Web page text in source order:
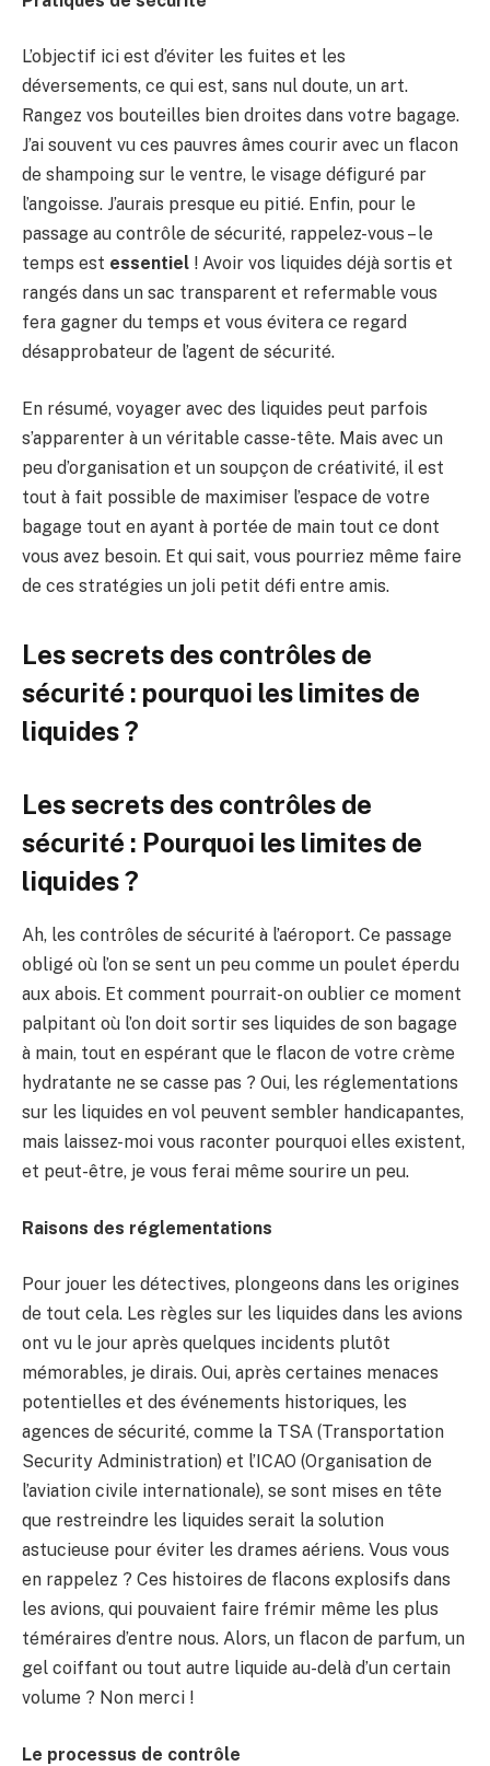
L’objectif ici est d’éviter les fuites et les
déversements, ce qui est, sans nul doute, un art.
Rangez vos bouteilles bien droites dans votre bagage.
J’ai souvent vu ces pauvres âmes courir avec un flacon
de shampoing sur le ventre, le visage défiguré par
l’angoisse. J’aurais presque eu pitié. Enfin, pour le
passage au contrôle de sécurité, rappelez-vous – le
temps est essentiel ! Avoir vos liquides déjà sortis et
rangés dans un sac transparent et refermable vous
fera gagner du temps et vous évitera ce regard
désapprobateur de l’agent de sécurité.
En résumé, voyager avec des liquides peut parfois
s’apparenter à un véritable casse-tête. Mais avec un
peu d’organisation et un soupçon de créativité, il est
tout à fait possible de maximiser l’espace de votre
bagage tout en ayant à portée de main tout ce dont
vous avez besoin. Et qui sait, vous pourriez même faire
de ces stratégies un joli petit défi entre amis.
Les secrets des contrôles de
sécurité : pourquoi les limites de
liquides ?
Les secrets des contrôles de
sécurité : Pourquoi les limites de
liquides ?
Ah, les contrôles de sécurité à l’aéroport. Ce passage
obligé où l’on se sent un peu comme un poulet éperdu
aux abois. Et comment pourrait-on oublier ce moment
palpitant où l’on doit sortir ses liquides de son bagage
à main, tout en espérant que le flacon de votre crème
hydratante ne se casse pas ? Oui, les réglementations
sur les liquides en vol peuvent sembler handicapantes,
mais laissez-moi vous raconter pourquoi elles existent,
et peut-être, je vous ferai même sourire un peu.
Raisons des réglementations
Pour jouer les détectives, plongeons dans les origines
de tout cela. Les règles sur les liquides dans les avions
ont vu le jour après quelques incidents plutôt
mémorables, je dirais. Oui, après certaines menaces
potentielles et des événements historiques, les
agences de sécurité, comme la TSA (Transportation
Security Administration) et l’ICAO (Organisation de
l’aviation civile internationale), se sont mises en tête
que restreindre les liquides serait la solution
astucieuse pour éviter les drames aériens. Vous vous
en rappelez ? Ces histoires de flacons explosifs dans
les avions, qui pouvaient faire frémir même les plus
téméraires d’entre nous. Alors, un flacon de parfum, un
gel coiffant ou tout autre liquide au-delà d’un certain
volume ? Non merci !
Le processus de contrôle